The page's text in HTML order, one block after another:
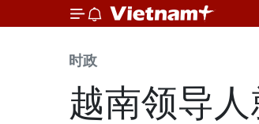
时政
越南领导